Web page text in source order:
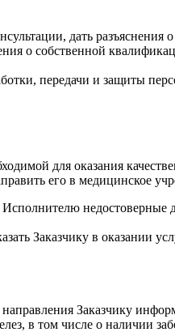
дать
о собственной
передачи и защиты
для оказания
его в медицинское
Исполнителю
Заказчику в
Заказчику
в том числе о наличии